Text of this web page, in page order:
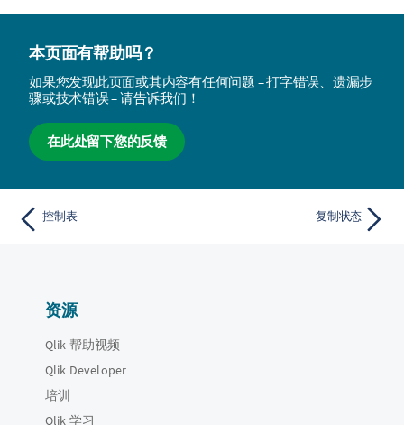
本页面有帮助吗？
如果您发现此页面或其内容有任何问题 – 打字错误、遗漏步
骤或技术错误 – 请告诉我们！
在此处留下您的反馈
控制表 复制状态
资源
Qlik 帮助视频
Qlik Developer
培训
Qlik 学习